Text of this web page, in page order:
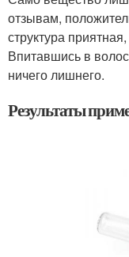
отзывам,
структура
Впитавшись в
ничего лишнего.
Результаты